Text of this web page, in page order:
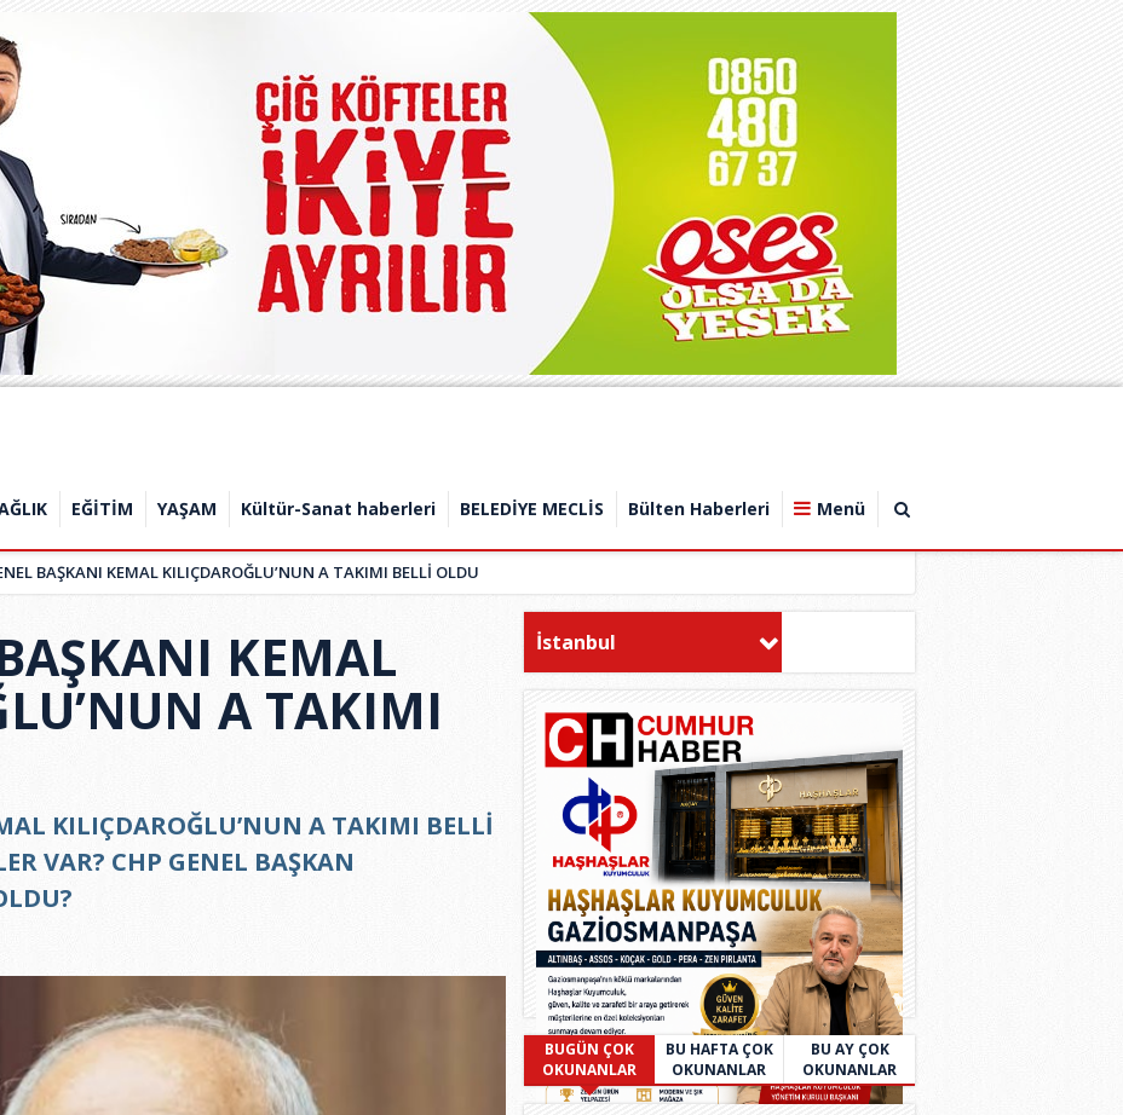
EĞİTİM YAŞAM Kültür-Sanat haberleri BELEDİYE MECLİS Bülten Haberleri Menü
BAŞKANI KEMAL KILIÇDAROĞLU’NUN A TAKIMI BELLİ OLDU
KEMAL
A TAKIMI
KILIÇDAROĞLU’NUN A TAKIMI BELLİ
VAR? CHP GENEL BAŞKAN
İstanbul
BUGÜN ÇOK
OKUNANLAR
BU HAFTA ÇOK
OKUNANLAR
BU AY ÇOK
OKUNANLAR